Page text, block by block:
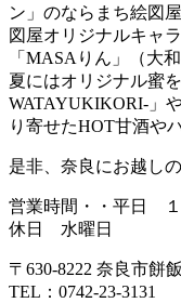
ン」のならまち絵図
図屋オリジナルキャ
「MASAりん」（大
夏にはオリジナル蜜
WATAYUKIKORI‐」
り寄せたHOT甘酒や
是非、奈良にお越し
営業時間・・平日 １
休日 水曜日
〒630-8222 奈良市餅
TEL：0742-23-3131